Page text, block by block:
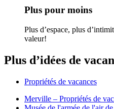
Plus pour moins
Plus d’espace, plus
valeur!
Plus d’idées de
Propriétés de vacances
Merville – Propriétés de